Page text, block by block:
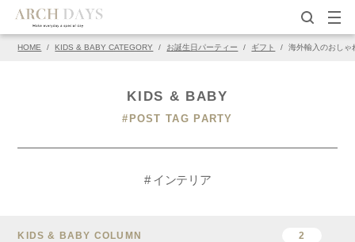
HOME / KIDS & BABY CATEGORY / お誕生日パーティー / ギフト / 海外輸入のおしゃ
KIDS & BABY
#POST TAG PARTY
# インテリア
KIDS & BABY COLUMN 2